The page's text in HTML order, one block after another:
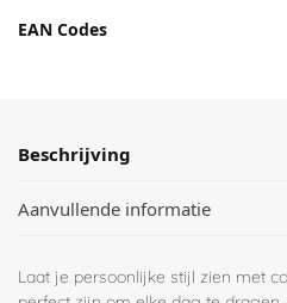
EAN Codes
Beschrijving
Aanvullende informatie
Laat je persoonlijke stijl zien met